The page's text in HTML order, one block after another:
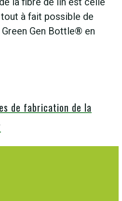
à fait possible de
Gen Bottle® en
de fabrication de la